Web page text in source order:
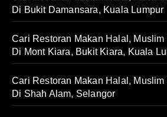
Di Bukit Damansara, Kuala Lumpur
Cari Restoran Makan Halal,
Di Mont Kiara, Bukit Kiara, Kuala
Cari Restoran Makan Halal,
Di Shah Alam, Selangor